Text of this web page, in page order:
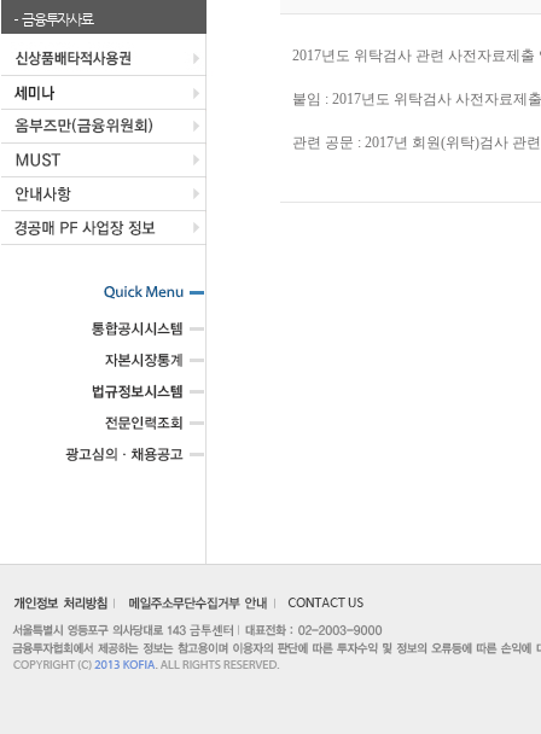
금융투자사료
2017년도 위탁검사 관련 사전자료제출
붙임 : 2017년도 위탁검사 사전자료제
관련 공문 : 2017년 회원(위탁)검사 관